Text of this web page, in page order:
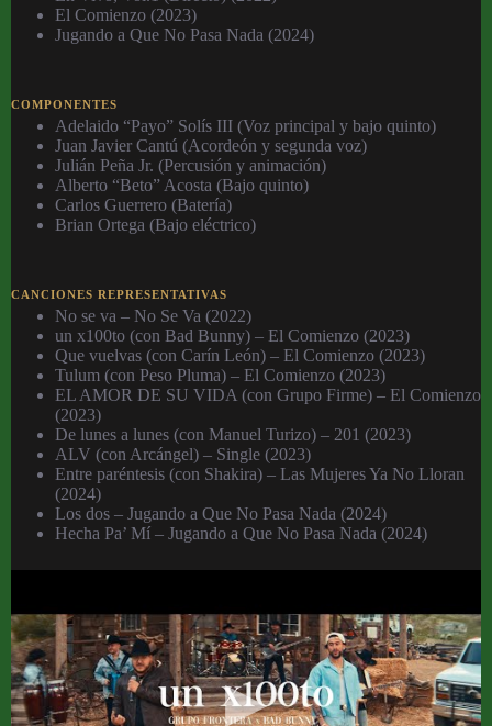
El Comienzo (2023)
Jugando a Que No Pasa Nada (2024)
COMPONENTES
Adelaido “Payo” Solís III (Voz principal y bajo quinto)
Juan Javier Cantú (Acordeón y segunda voz)
Julián Peña Jr. (Percusión y animación)
Alberto “Beto” Acosta (Bajo quinto)
Carlos Guerrero (Batería)
Brian Ortega (Bajo eléctrico)
CANCIONES REPRESENTATIVAS
No se va – No Se Va (2022)
un x100to (con Bad Bunny) – El Comienzo (2023)
Que vuelvas (con Carín León) – El Comienzo (2023)
Tulum (con Peso Pluma) – El Comienzo (2023)
EL AMOR DE SU VIDA (con Grupo Firme) – El Comienzo
(2023)
De lunes a lunes (con Manuel Turizo) – 201 (2023)
ALV (con Arcángel) – Single (2023)
Entre paréntesis (con Shakira) – Las Mujeres Ya No Lloran
(2024)
Los dos – Jugando a Que No Pasa Nada (2024)
Hecha Pa’ Mí – Jugando a Que No Pasa Nada (2024)